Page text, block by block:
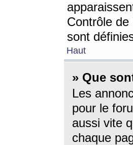
Contrôle de
sont
Haut
» Que
Les
pour le
aussi vite
chaque